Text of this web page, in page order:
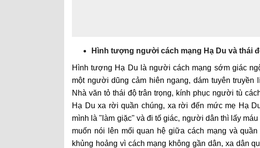
Hình tượng người cách mạng Hạ Du và thái
Hình tượng Hạ Du là người cách mạng sớm giác
một người dũng cảm hiên ngang, dám tuyên
Nhà văn tỏ thái độ trân trọng, kính phục người tù
Hạ Du xa rời quần chúng, xa rời đến mức mẹ Hạ
mình là "làm giặc" và đi tố giác, người dân thì lấy
muốn nói lên mối quan hệ giữa cách mạng và
khủng hoảng vì cách mạng không gần dân, xa dân